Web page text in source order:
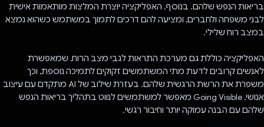
בריאות הנפש שלהם. בנוסף, האפליקציה יוצרת המלצות מותאמות אישית
לבני משפחה ולחברים, ומציעה להם דרכים לתמוך במשתמש כשהוא נמצא
במצב רוח שלילי.
האפליקציה כוללת גם מערכת התראות לגבי מצב הרוח, שמאפשרת
לאנשים קרובים לדעת מתי המשתמשים זקוקים לתמיכה נוספת, וכך
משפרת את הרשת הרגשית שלהם. בעזרת שילוב של AI מתקדם עם עיצוב
אנושי, Going Visible מאפשר למשתמשים לנווט בתהליך בריאות הנפש
שלהם עם הבנה עמוקה יותר וחיבור רגשי.